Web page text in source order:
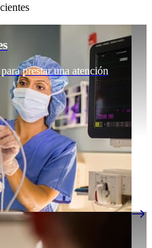
prestar una atención